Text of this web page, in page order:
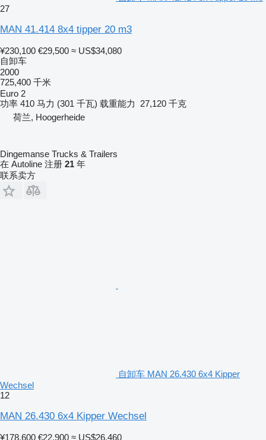
27
MAN 41.414 8x4 tipper 20 m3
¥230,100 €29,500 ≈ US$34,080
自卸车
2000
725,400 千米
Euro 2
功率 410 马力 (301 千瓦) 载重能力
27,120 千克
荷兰, Hoogerheide
Dingemanse Trucks & Trailers
在 Autoline 注册 21 年
联系卖方
自卸车 MAN 26.430 6x4 Kipper
Wechsel
12
MAN 26.430 6x4 Kipper Wechsel
¥178,600 €22,900 ≈ US$26,460